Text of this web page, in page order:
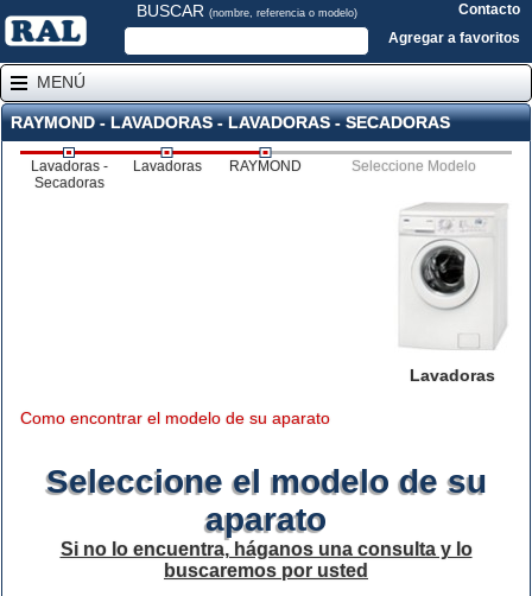
BUSCAR (nombre, referencia o modelo)
Contacto
Agregar a favoritos
MENÚ
RAYMOND - LAVADORAS - LAVADORAS - SECADORAS
Lavadoras -
Secadoras
Lavadoras RAYMOND Seleccione Modelo
Lavadoras
Como encontrar el modelo de su aparato
Seleccione el modelo de su
aparato
Si no lo encuentra, háganos una consulta y lo
buscaremos por usted